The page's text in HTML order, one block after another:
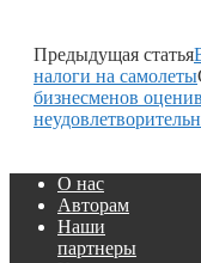
Предыдущая статья
налоги на самолеты
бизнесменов
О нас
Авторам
Наши
партнеры